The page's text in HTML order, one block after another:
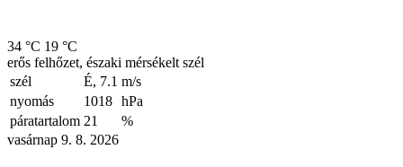
34 °C 19 °C
erős felhőzet, északi mérsékelt szél
szél
É, 7.1 m/s
nyomás
1018 hPa
páratartalom 21
%
vasárnap 9. 8. 2026